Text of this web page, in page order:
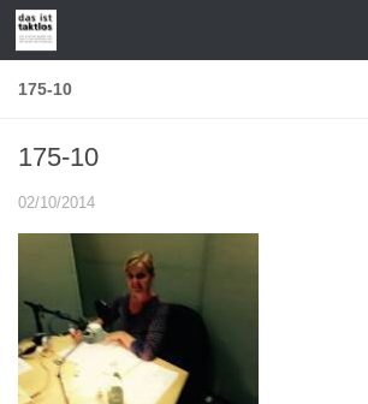
Zum Inhalt springen
175-10
175-10
02/10/2014